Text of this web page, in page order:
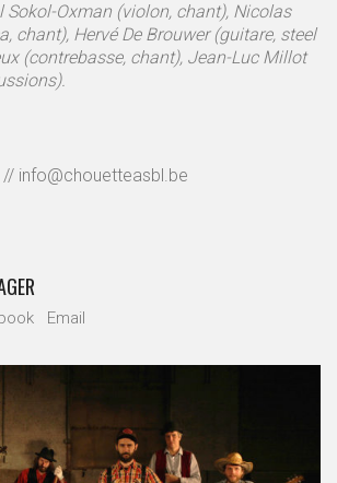
Sokol-Oxman (violon, chant), Nicolas
chant), Hervé De Brouwer (guitare, steel
(contrebasse, chant), Jean-Luc Millot
info@chouetteasbl.be
Email